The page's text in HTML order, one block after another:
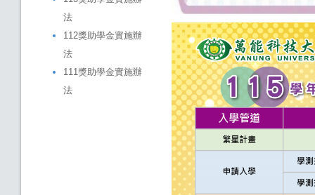
法
112獎助學金實施辦
法
111獎助學金實施辦
法